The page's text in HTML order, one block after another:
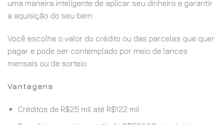
uma maneira inteligente de aplicar seu dinheiro e garantir
a aquisição do seu bem.
Você escolhe o valor do crédito ou das parcelas que quer
pagar e pode ser contemplado por meio de lances
mensais ou de sorteio.
Vantagens
Créditos de R$25 mil até R$122 mil